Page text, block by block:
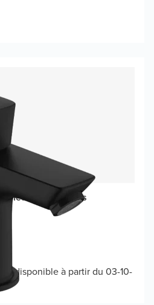
de lave-mains
disponible à partir du 03-10-